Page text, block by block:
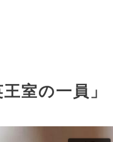
室の一員」